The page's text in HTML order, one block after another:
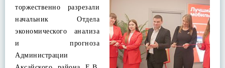
торжественно разрезали
начальник Отдела
экономического анализа
и прогноза
Администрации